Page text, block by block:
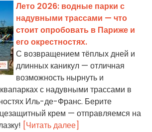
Лето 2026: водные парки с
надувными трассами — что
стоит опробовать в Париже и
его окрестностях.
С возвращением тёплых дней и
длинных каникул — отличная
возможность нырнуть и
с надувными трассами в
Иль-де-Франс. Берите
крем — отправляемся на
[Читать далее]